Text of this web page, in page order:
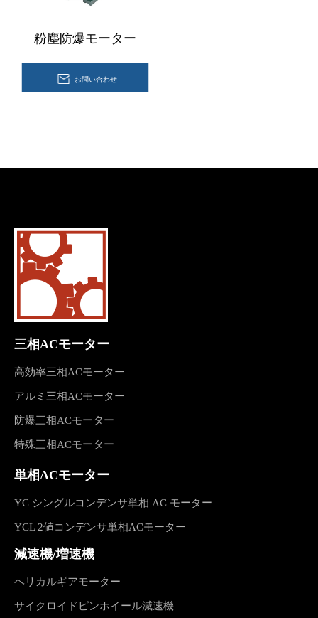
粉塵防爆モーター
お問い合わせ
三相ACモーター
高効率三相ACモーター
アルミ三相ACモーター
防爆三相ACモーター
特殊三相ACモーター
単相ACモーター
YC シングルコンデンサ単相 AC モーター
YCL 2値コンデンサ単相ACモーター
減速機/増速機
ヘリカルギアモーター
サイクロイドピンホイール減速機